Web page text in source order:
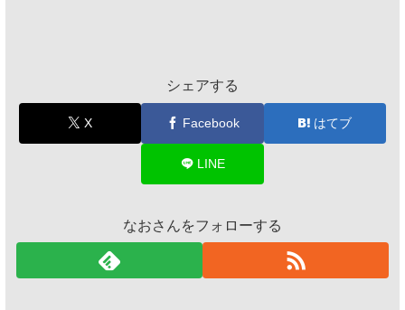
シェアする
X Facebook はてブ
LINE
なおさんをフォローする